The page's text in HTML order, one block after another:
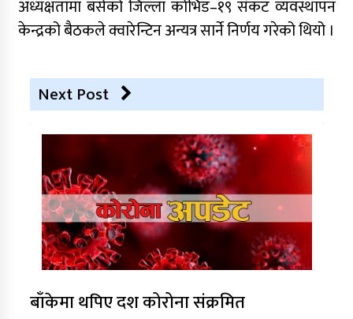
अध्यक्षतामा बसेको जिल्ला कोभिड–१९ संकट व्यवस्थापन
केन्द्रको बैठकले क्वारेन्टिन अन्यत्र सार्ने निर्णय गरेको थियो ।
Next Post
बाँकेमा थपिए दश कोरोना संक्रमित